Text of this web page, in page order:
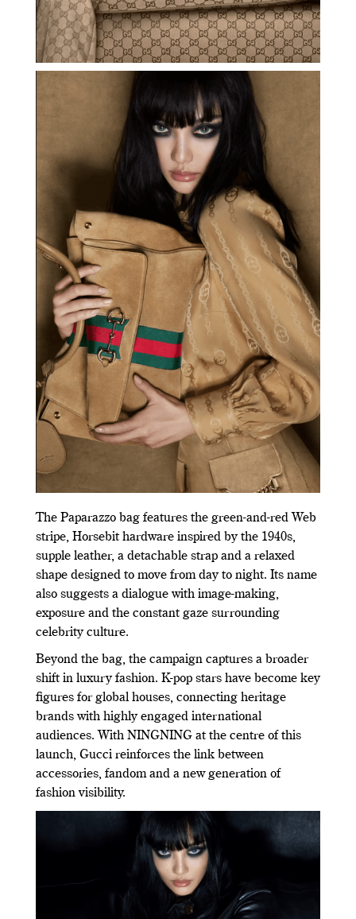
The Paparazzo bag features the green-and-red Web
stripe, Horsebit hardware inspired by the 1940s,
supple leather, a detachable strap and a relaxed
shape designed to move from day to night. Its name
also suggests a dialogue with image-making,
exposure and the constant gaze surrounding
celebrity culture.
Beyond the bag, the campaign captures a broader
shift in luxury fashion. K-pop stars have become key
figures for global houses, connecting heritage
brands with highly engaged international
audiences. With NINGNING at the centre of this
launch, Gucci reinforces the link between
accessories, fandom and a new generation of
fashion visibility.